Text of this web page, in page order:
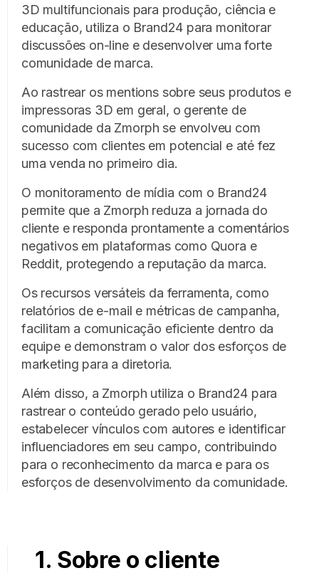
3D multifuncionais para produção, ciência e
educação, utiliza o Brand24 para monitorar
discussões on-line e desenvolver uma forte
comunidade de marca.
Ao rastrear os mentions sobre seus produtos e
impressoras 3D em geral, o gerente de
comunidade da Zmorph se envolveu com
sucesso com clientes em potencial e até fez
uma venda no primeiro dia.
O monitoramento de mídia com o Brand24
permite que a Zmorph reduza a jornada do
cliente e responda prontamente a comentários
negativos em plataformas como Quora e
Reddit, protegendo a reputação da marca.
Os recursos versáteis da ferramenta, como
relatórios de e-mail e métricas de campanha,
facilitam a comunicação eficiente dentro da
equipe e demonstram o valor dos esforços de
marketing para a diretoria.
Além disso, a Zmorph utiliza o Brand24 para
rastrear o conteúdo gerado pelo usuário,
estabelecer vínculos com autores e identificar
influenciadores em seu campo, contribuindo
para o reconhecimento da marca e para os
esforços de desenvolvimento da comunidade.
1. Sobre o cliente